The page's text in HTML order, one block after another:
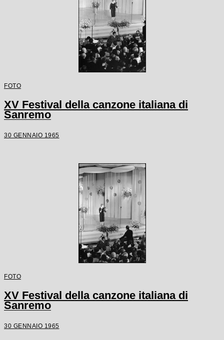
FOTO
XV Festival della canzone italiana di
Sanremo
30 GENNAIO 1965
FOTO
XV Festival della canzone italiana di
Sanremo
30 GENNAIO 1965